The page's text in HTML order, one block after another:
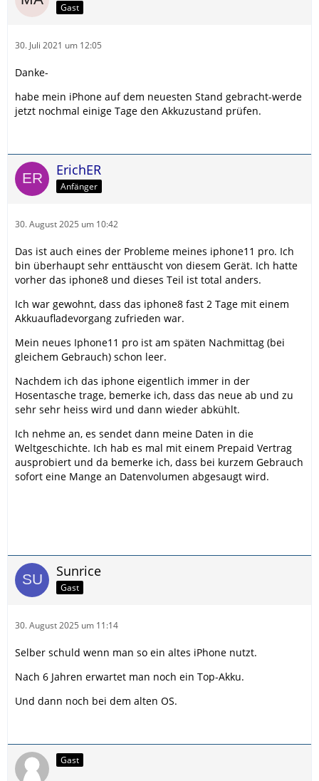
Gast
30. Juli 2021 um 12:05
Danke-
habe mein iPhone auf dem neuesten Stand gebracht-werde
jetzt nochmal einige Tage den Akkuzustand prüfen.
ErichER
Anfänger
30. August 2025 um 10:42
Das ist auch eines der Probleme meines iphone11 pro. Ich
bin überhaupt sehr enttäuscht von diesem Gerät. Ich hatte
vorher das iphone8 und dieses Teil ist total anders.
Ich war gewohnt, dass das iphone8 fast 2 Tage mit einem
Akkuaufladevorgang zufrieden war.
Mein neues Iphone11 pro ist am späten Nachmittag (bei
gleichem Gebrauch) schon leer.
Nachdem ich das iphone eigentlich immer in der
Hosentasche trage, bemerke ich, dass das neue ab und zu
sehr sehr heiss wird und dann wieder abkühlt.
Ich nehme an, es sendet dann meine Daten in die
Weltgeschichte. Ich hab es mal mit einem Prepaid Vertrag
ausprobiert und da bemerke ich, dass bei kurzem Gebrauch
sofort eine Mange an Datenvolumen abgesaugt wird.
Sunrice
Gast
30. August 2025 um 11:14
Selber schuld wenn man so ein altes iPhone nutzt.
Nach 6 Jahren erwartet man noch ein Top-Akku.
Und dann noch bei dem alten OS.
Gast